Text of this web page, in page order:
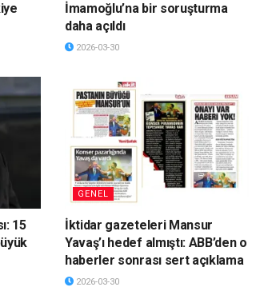
İmamoğlu’na bir soruşturma
daha açıldı
2026-03-30
15
GENEL
İktidar gazeteleri Mansur
Yavaş’ı hedef almıştı: ABB’den o
haberler sonrası sert açıklama
2026-03-30